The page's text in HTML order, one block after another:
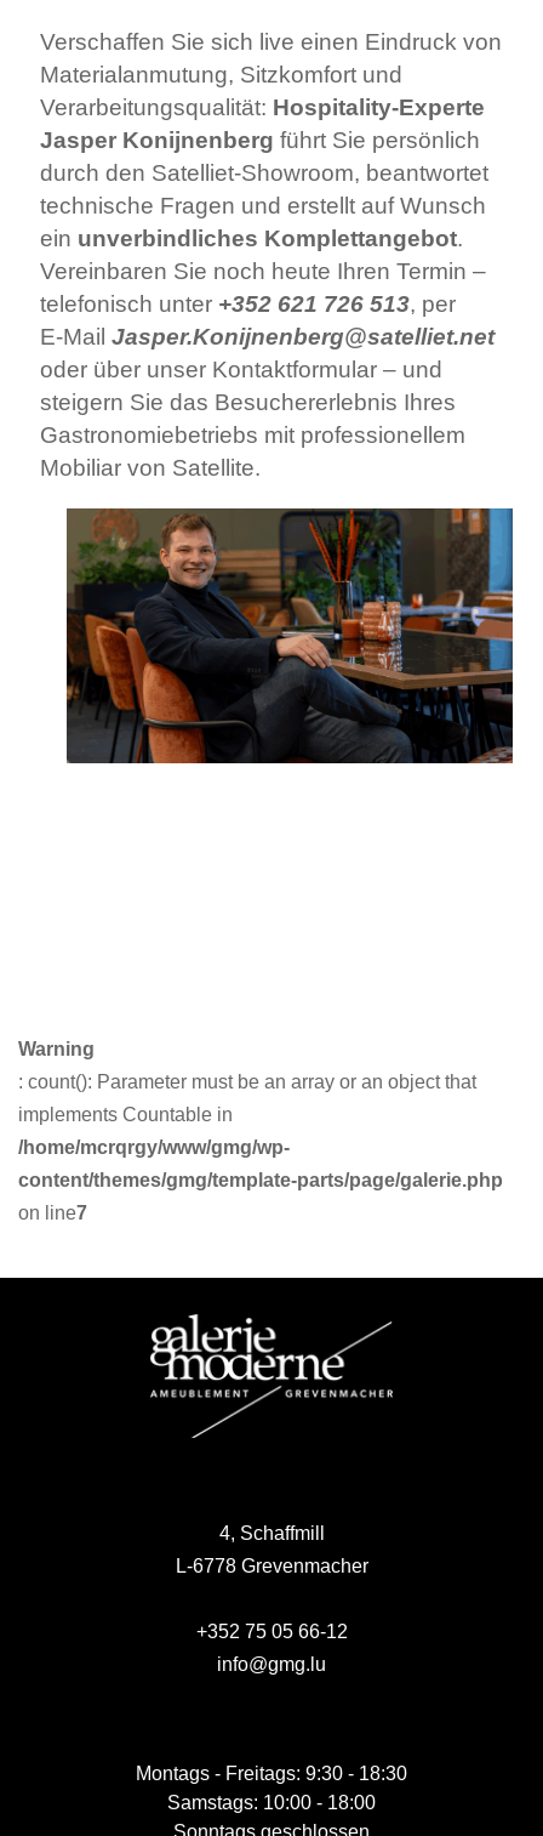
Verschaffen Sie sich live einen Eindruck von
Materialanmutung, Sitzkomfort und
Verarbeitungs­qualität: Hospitality‑Experte
Jasper Konijnenberg führt Sie persönlich
durch den Satelliet‑Showroom, beantwortet
technische Fragen und erstellt auf Wunsch
ein unverbindliches Komplettangebot.
Vereinbaren Sie noch heute Ihren Termin –
telefonisch unter +352 621 726 513, per
E‑Mail Jasper.Konijnenberg@satelliet.net
oder über unser Kontaktformular – und
steigern Sie das Besuchererlebnis Ihres
Gastronomie­betriebs mit professionellem
Mobiliar von Satellite.
Warning
: count(): Parameter must be an array or an object that
implements Countable in
/home/mcrqrgy/www/gmg/wp-
content/themes/gmg/template-parts/page/galerie.php
on line7
4, Schaffmill
L-6778 Grevenmacher
+352 75 05 66-12
info@gmg.lu
Montags - Freitags: 9:30 - 18:30
Samstags: 10:00 - 18:00
Sonntags geschlossen